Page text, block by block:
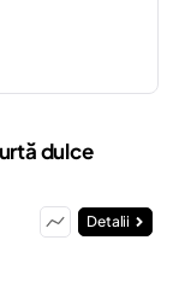
dulce
Detalii